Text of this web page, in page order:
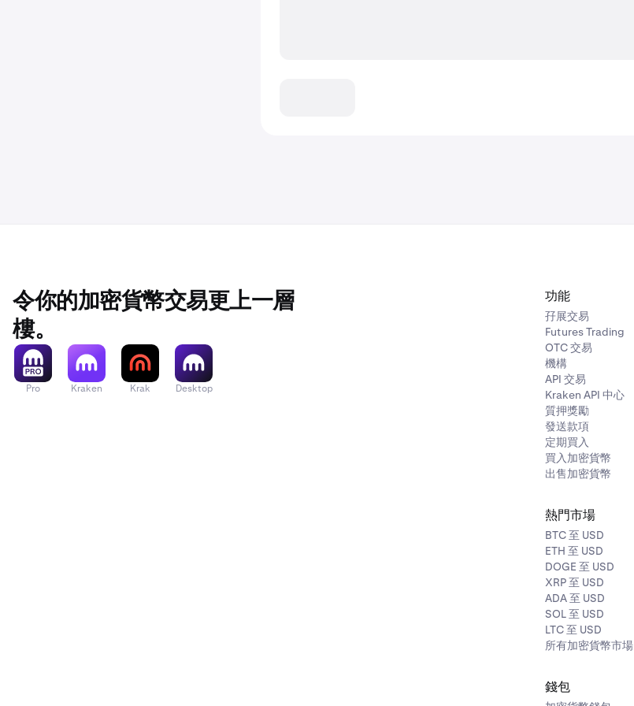
令你的加密貨幣交易更上一層
樓。
Pro Kraken Krak Desktop
功能
孖展交易
Futures Trading
OTC 交易
機構
API 交易
Kraken API 中心
質押獎勵
發送款項
定期買入
買入加密貨幣
出售加密貨幣
熱門市場
BTC 至 USD
ETH 至 USD
DOGE 至 USD
XRP 至 USD
ADA 至 USD
SOL 至 USD
LTC 至 USD
所有加密貨幣市場
錢包